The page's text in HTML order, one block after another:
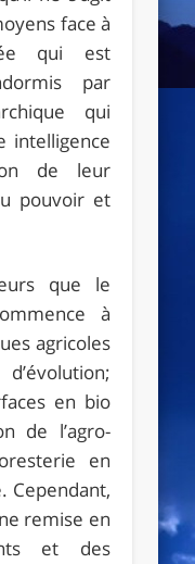
face à
qui est
par
qui
intelligence
de leur
pouvoir et
que le
à
agricoles
en bio
de l’agro-
en
Cependant,
remise en
et des